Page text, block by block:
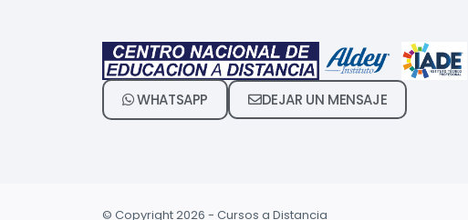
WHATSAPP DEJAR UN MENSAJE
© Copyright 2026 - Cursos a Distancia